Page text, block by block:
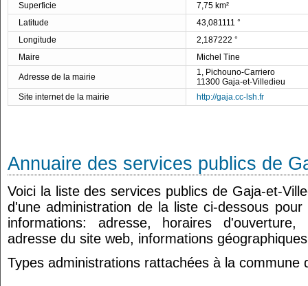
Superficie
7,75 km²
Latitude
43,081111 °
Longitude
2,187222 °
Maire
Michel Tine
Adresse de la mairie
1, Pichouno-Carriero
11300 Gaja-et-Villedieu
Site internet de la mairie
http://gaja.cc-lsh.fr
Annuaire des services publics de
Voici la liste des services publics de Gaja-et-
d'une administration de la liste ci-dessous
informations: adresse, horaires
adresse du site web, informations
Types administrations rattachées à la commune